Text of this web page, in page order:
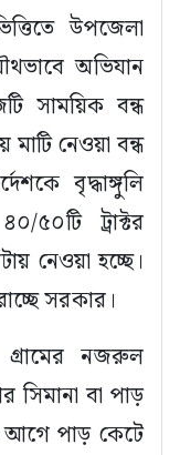
উপজেলা
অভিযান
সাময়িক বন্ধ
মাটি নেওয়া বন্ধ
বৃদ্ধাঙ্গুলি
৫০টি ট্রাক্টর
নেওয়া হচ্ছে।
সরকার।
নজরুল
সিমানা বা পাড়
আগে পাড় কেটে